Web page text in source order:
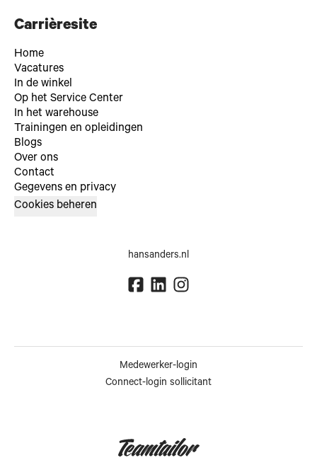
Carrièresite
Home
Vacatures
In de winkel
Op het Service Center
In het warehouse
Trainingen en opleidingen
Blogs
Over ons
Contact
Gegevens en privacy
Cookies beheren
hansanders.nl
Medewerker-login
Connect-login sollicitant